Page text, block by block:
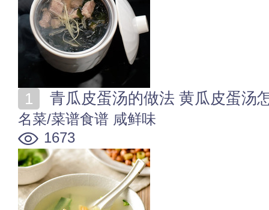
青瓜皮蛋汤的做法 黄瓜皮蛋汤
名菜/菜谱食谱 咸鲜味
1673